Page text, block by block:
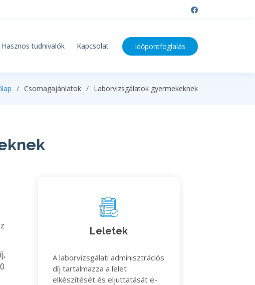
Hasznos tudnivalók Kapcsolat Időpontfoglalás
Csomagajánlatok Laborvizsgálatok gyermekeknek
Leletek
A laborvizsgálati adminisztrációs
díj tartalmazza a lelet
elkészítését és eljuttatását e-